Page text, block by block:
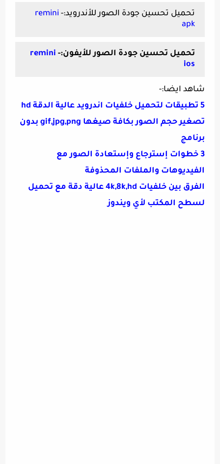
تحميل تحسين جودة الصور للأندرويد:- remini
apk
تحميل تحسين جودة الصور للأيفون:- remini
ios
شاهد ايضا:-
5 تطبيقات لتحميل خلفيات اندرويد عالية الدقة hd
تصغير حجم الصور بكافة صيغها gif,jpg,png بدون
برنامج
3 خطوات إسترجاع وإستعادة الصور مع
الفيديوهات والملفات المحذوفة
الفرق بين خلفيات 4k,8k,hd عالية دقة مع تحميل
لسطح المكتب لأي ويندوز